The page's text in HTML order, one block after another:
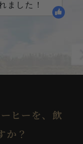
ました！
ヒーを、飲
か？